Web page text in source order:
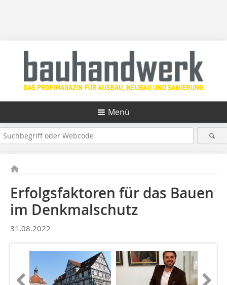
Menü
Erfolgsfaktoren für das Bauen
im Denkmalschutz
31.08.2022